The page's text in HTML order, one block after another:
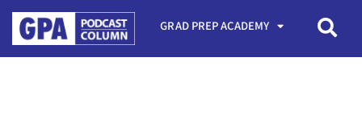
GRAD PREP ACADEMY